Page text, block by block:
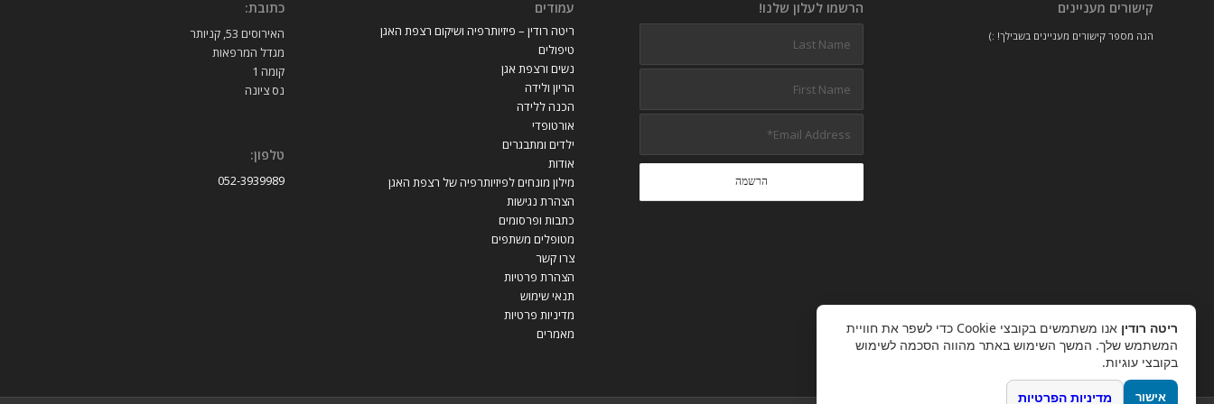
קישורים מעניינים
הנה מספר קישורים מעניינים בשבילך! :)
הרשמו לעלון שלנו! עמודים
ריטה רודין – פיזיותרפיה ושיקום רצפת האגן
טיפולים
נשים ורצפת אגן
הריון ולידה
הכנה ללידה
אורטופדי
ילדים ומתבגרים
אודות
מילון מונחים לפיזיותרפיה של רצפת האגן
הצהרת נגישות
כתבות ופרסומים
מטופלים משתפים
צרו קשר
הצהרת פרטיות
תנאי שימוש
מדיניות פרטיות
מאמרים
כתובת:
האירוסים 53, קניותר
מגדל המרפאות
קומה 1
נס ציונה
טלפון:
052-3939989
ריטה רודין
אנו משתמשים בקובצי Cookie כדי לשפר את חוויית
המשתמש שלך. המשך השימוש באתר מהווה הסכמה לשימוש
בקובצי עוגיות.
אישור מדיניות הפרטיות